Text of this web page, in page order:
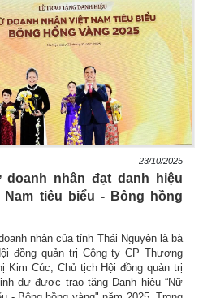
23/10/2025
nhân đạt danh hiệu
Nam tiêu biểu - Bông hồng
nhân của tỉnh Thái Nguyên là bà
đồng quản trị Công ty CP Thương
Kim Cúc, Chủ tịch Hội đồng quản trị
dự được trao tặng Danh hiệu “Nữ